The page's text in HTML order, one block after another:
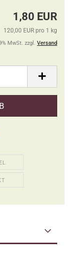
1,80 EUR
120,00 EUR pro 1 kg
MwSt. zzgl. Versand